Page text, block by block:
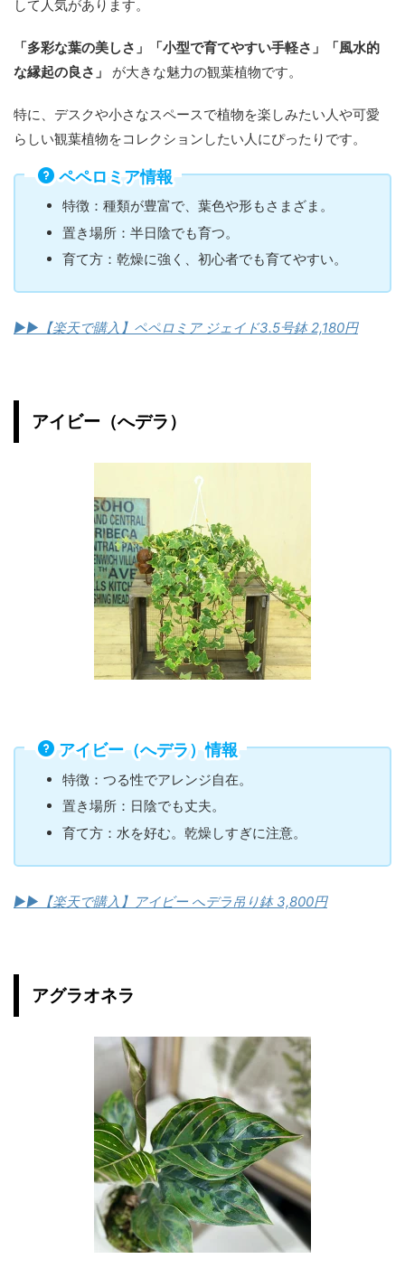
して人気があります。
「多彩な葉の美しさ」「小型で育てやすい手軽さ」「風水的
な縁起の良さ」
が大きな魅力の観葉植物です。
特に、デスクや小さなスペースで植物を楽しみたい人や可愛
らしい観葉植物をコレクションしたい人にぴったりです。
ペペロミア情報
特徴：種類が豊富で、葉色や形もさまざま。
置き場所：半日陰でも育つ。
育て方：乾燥に強く、初心者でも育てやすい。
▶︎▶︎【楽天で購入】ペペロミア ジェイド3.5号鉢 2,180円
アイビー（へデラ）
アイビー（へデラ）情報
特徴：つる性でアレンジ自在。
置き場所：日陰でも丈夫。
育て方：水を好む。乾燥しすぎに注意。
▶︎▶︎【楽天で購入】アイビー へデラ吊り鉢 3,800円
アグラオネラ